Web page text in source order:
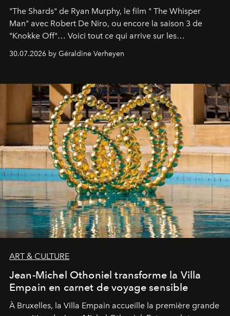
"The Shards" de Ryan Murphy, le film " The Whisper
Man" avec Robert De Niro, ou encore la saison 3 de
"Knokke Off"… Voici tout ce qui arrive sur les
plateformes de streaming en août 2026.
30.07.2026 by Géraldine Verheyen
ART & CULTURE
Jean-Michel Othoniel transforme la Villa
Empain en carnet de voyage sensible
À Bruxelles, la Villa Empain accueille la première grande